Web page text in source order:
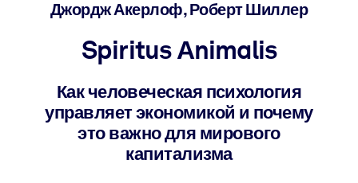
ПО СИСТЕМАМ
Интегрируйте краткие проверенные знания в вашу LMS/LXP для
лучших результатов обучения.
Для корпоративных библиотек
Джордж Акерлоф, Роберт Шиллер
Spiritus Аnimalis
Как человеческая психология
управляет экономикой и почему
это важно для мирового
капитализма